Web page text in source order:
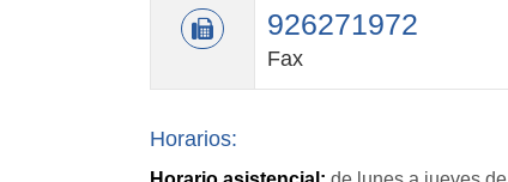
926271972
Fax
Horarios: